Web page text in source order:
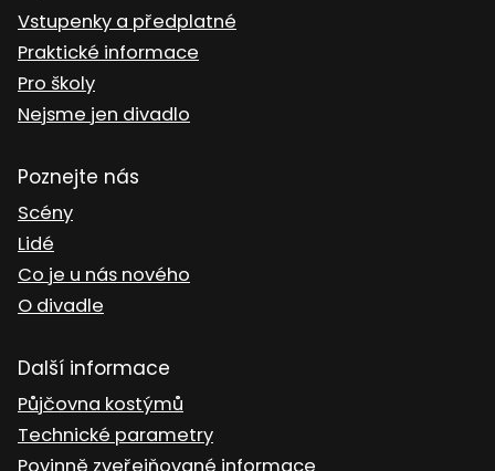
Vstupenky a předplatné
Praktické informace
Pro školy
Nejsme jen divadlo
Poznejte nás
Scény
Lidé
Co je u nás nového
O divadle
Další informace
Půjčovna kostýmů
Technické parametry
Povinně zveřejňované informace